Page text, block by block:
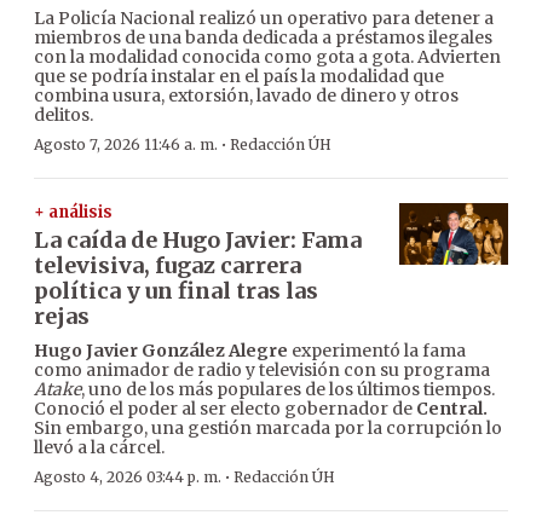
La Policía Nacional realizó un operativo para detener a
miembros de una banda dedicada a préstamos ilegales
con la modalidad conocida como gota a gota. Advierten
que se podría instalar en el país la modalidad que
combina usura, extorsión, lavado de dinero y otros
delitos.
Agosto 7, 2026 11:46 a. m. · Redacción ÚH
+ análisis
La caída de Hugo Javier: Fama
televisiva, fugaz carrera
política y un final tras las
rejas
Hugo Javier González Alegre experimentó la fama
como animador de radio y televisión con su programa
Atake, uno de los más populares de los últimos tiempos.
Conoció el poder al ser electo gobernador de Central.
Sin embargo, una gestión marcada por la corrupción lo
llevó a la cárcel.
Agosto 4, 2026 03:44 p. m. · Redacción ÚH